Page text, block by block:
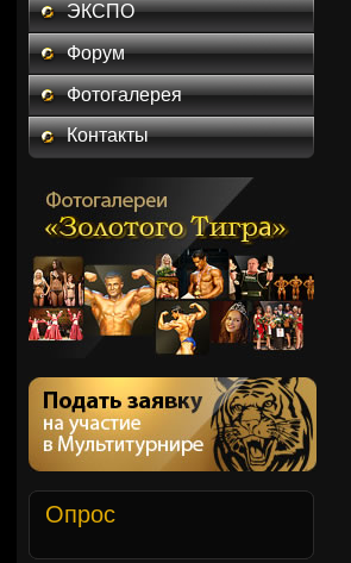
ЭКСПО
Форум
Фотогалерея
Контакты
Опрос